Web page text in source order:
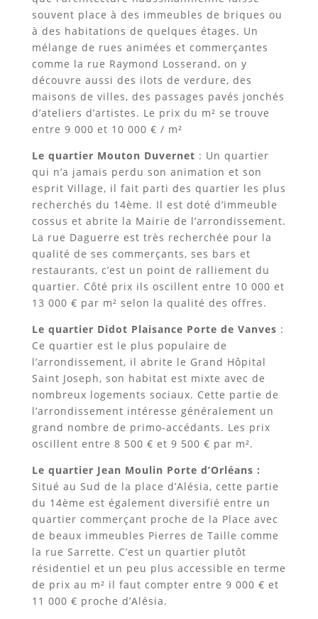
souvent place à des immeubles de briques ou
à des habitations de quelques étages. Un
mélange de rues animées et commerçantes
comme la rue Raymond Losserand, on y
découvre aussi des ilots de verdure, des
maisons de villes, des passages pavés jonchés
d’ateliers d’artistes. Le prix du m² se trouve
entre 9 000 et 10 000 € / m²
Le quartier Mouton Duvernet : Un quartier
qui n’a jamais perdu son animation et son
esprit Village, il fait parti des quartier les plus
recherchés du 14ème. Il est doté d’immeuble
cossus et abrite la Mairie de l’arrondissement.
La rue Daguerre est très recherchée pour la
qualité de ses commerçants, ses bars et
restaurants, c’est un point de ralliement du
quartier. Côté prix ils oscillent entre 10 000 et
13 000 € par m² selon la qualité des offres.
Le quartier Didot Plaisance Porte de Vanves :
Ce quartier est le plus populaire de
l’arrondissement, il abrite le Grand Hôpital
Saint Joseph, son habitat est mixte avec de
nombreux logements sociaux. Cette partie de
l’arrondissement intéresse généralement un
grand nombre de primo-accédants. Les prix
oscillent entre 8 500 € et 9 500 € par m².
Le quartier Jean Moulin Porte d’Orléans :
Situé au Sud de la place d’Alésia, cette partie
du 14ème est également diversifié entre un
quartier commerçant proche de la Place avec
de beaux immeubles Pierres de Taille comme
la rue Sarrette. C’est un quartier plutôt
résidentiel et un peu plus accessible en terme
de prix au m² il faut compter entre 9 000 € et
11 000 € proche d’Alésia.